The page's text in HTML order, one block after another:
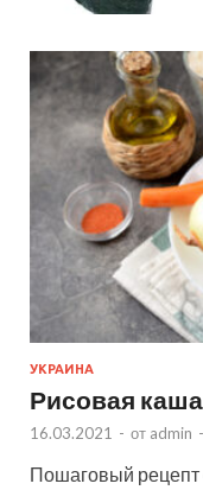
УКРАИНА
Рисовая
16.03.2021 - от admin -
Пошаговый